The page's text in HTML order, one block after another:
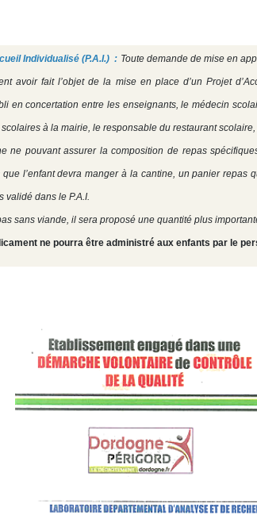
Individualisé (P.A.I.) : Toute demande de mise en
avoir fait l’objet de la mise en place d’un Projet
en concertation entre les enseignants, le médecin
à la mairie, le responsable du restaurant
ne pouvant assurer la composition de repas
l’enfant devra manger à la cantine, un panier
validé dans le P.A.I.
sans viande, il sera proposé une quantité plus
ne pourra être administré aux enfants par le